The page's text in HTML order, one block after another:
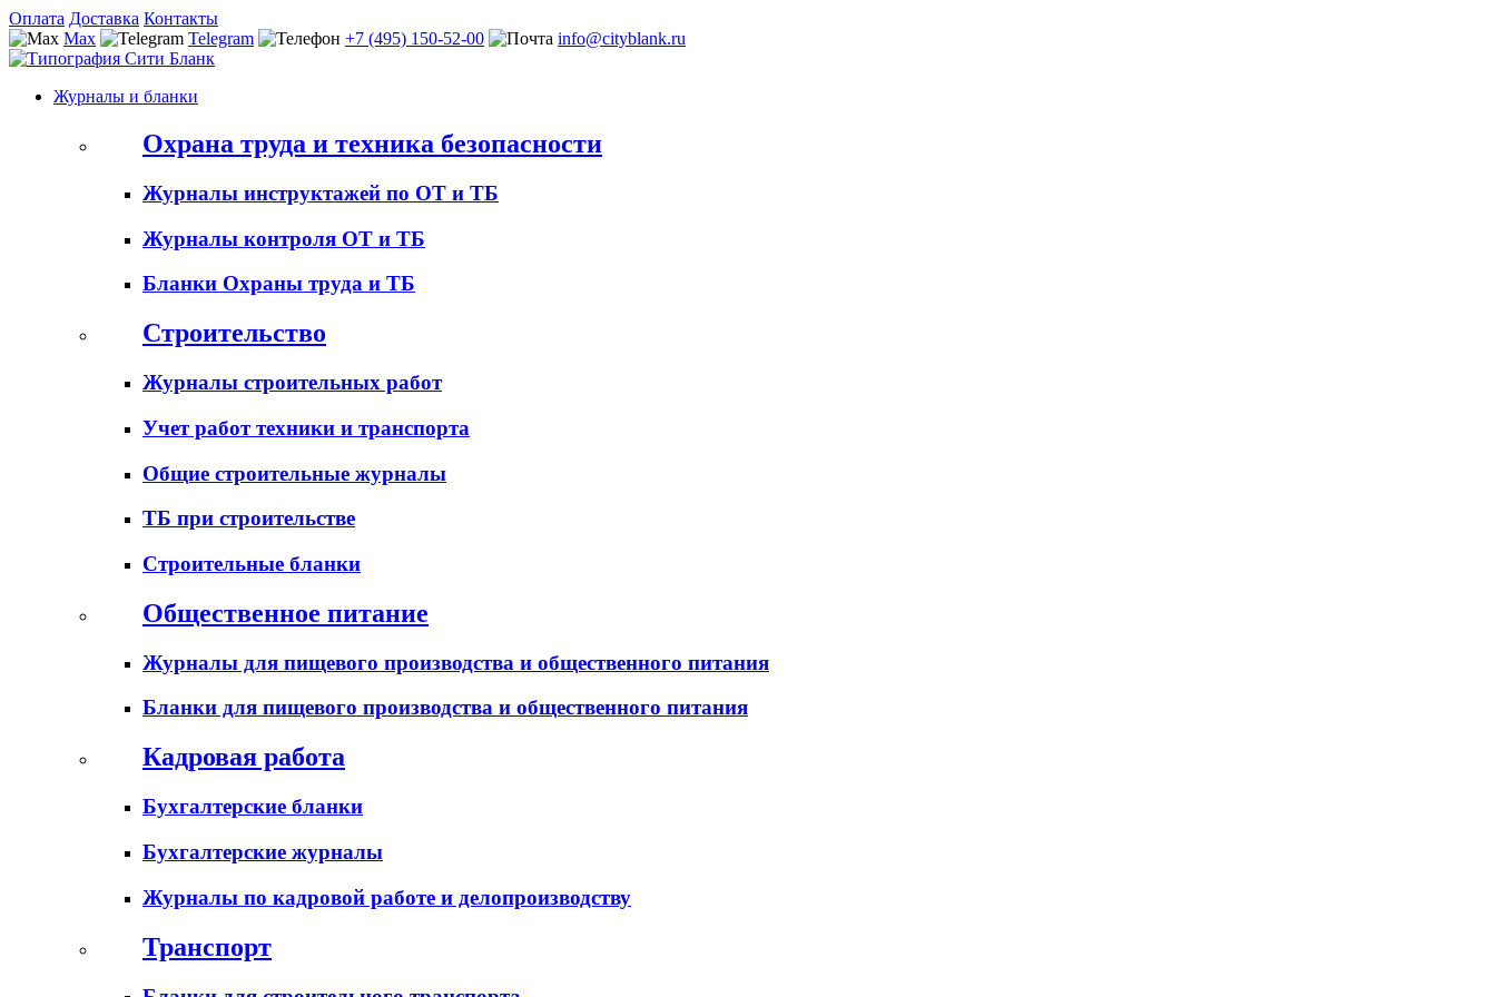
Оплата Доставка Контакты
Max
Telegram +7 (495) 150-52-00 info@cityblank.ru
Журналы и бланки
Охрана труда и техника безопасности
Журналы инструктажей по ОТ и ТБ
Журналы контроля ОТ и ТБ
Бланки Охраны труда и ТБ
Строительство
Журналы строительных работ
Учет работ техники и транспорта
Общие строительные журналы
ТБ при строительстве
Строительные бланки
Общественное питание
Журналы для пищевого производства и общественного питания
Бланки для пищевого производства и общественного питания
Кадровая работа
Бухгалтерские бланки
Бухгалтерские журналы
Журналы по кадровой работе и делопроизводству
Транспорт